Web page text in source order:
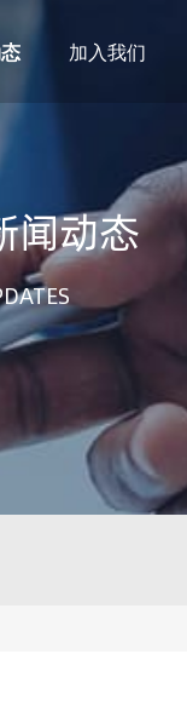
加入我们
闻动态